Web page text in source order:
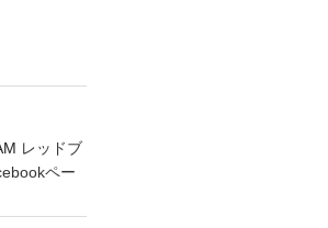
レッドブ
ペー